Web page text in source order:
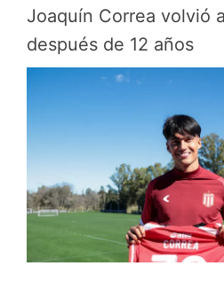
Joaquín Correa volvió
después de 12 años